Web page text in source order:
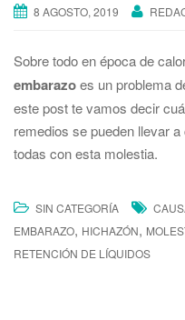
8 AGOSTO, 2019
Sobre todo en época de
embarazoes un problema
este post te vamos decir
remedios se pueden llevar
todas con esta molestia.
SIN CATEGORÍA
EMBARAZO, HICHAZÓN,
RETENCIÓN DE LÍQUIDOS